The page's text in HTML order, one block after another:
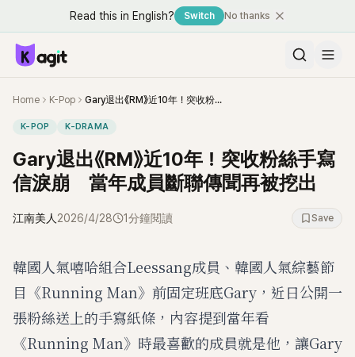
Read this in English? Switch No thanks
Home K-Pop Gary退出《RM》近10年！突收粉絲手寫信淚崩 當年成員斷聯傳聞再被挖出
K-POP K-DRAMA
Gary退出《RM》近10年！突收粉絲手寫
信淚崩 當年成員斷聯傳聞再被挖出
江南美人 2026/4/28 1分鐘閱讀 Save
韓國人氣嘻哈組合Leessang成員、韓國人氣綜藝節
目《Running Man》前固定班底Gary，近日公開一
張粉絲送上的手寫紙條，內容提到當年看
《Running Man》時最喜歡的成員就是他，讓Gary